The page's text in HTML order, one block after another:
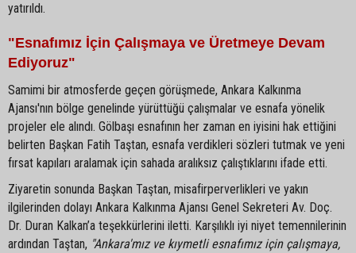
yatırıldı.
"Esnafımız İçin Çalışmaya ve Üretmeye Devam
Ediyoruz"
Samimi bir atmosferde geçen görüşmede, Ankara Kalkınma
Ajansı'nın bölge genelinde yürüttüğü çalışmalar ve esnafa yönelik
projeler ele alındı. Gölbaşı esnafının her zaman en iyisini hak ettiğini
belirten Başkan Fatih Taştan, esnafa verdikleri sözleri tutmak ve yeni
fırsat kapıları aralamak için sahada aralıksız çalıştıklarını ifade etti.
Ziyaretin sonunda Başkan Taştan, misafirperverlikleri ve yakın
ilgilerinden dolayı Ankara Kalkınma Ajansı Genel Sekreteri Av. Doç.
Dr. Duran Kalkan’a teşekkürlerini iletti. Karşılıklı iyi niyet temennilerinin
ardından Taştan, "Ankara'mız ve kıymetli esnafımız için çalışmaya,